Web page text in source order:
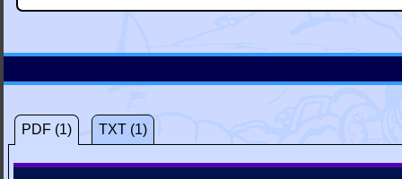
PDF (1) TXT (1)